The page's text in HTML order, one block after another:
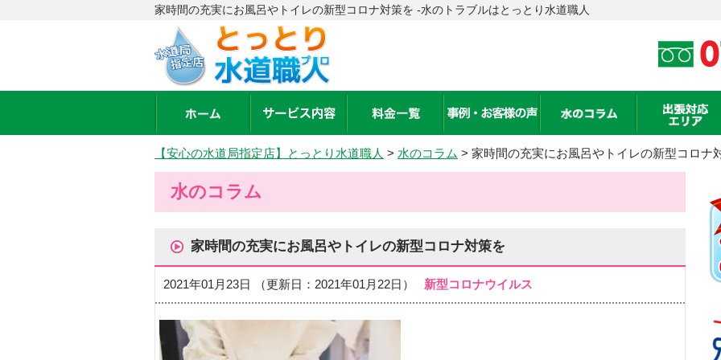
家時間の充実にお風呂やトイレの新型コロナ対策を -水のトラブルはとっとり水道職人
【安心の水道局指定店】とっとり水道職人 > 水のコラム > 家時間の充実にお風呂やトイレの新型コロナ
水のコラム
家時間の充実にお風呂やトイレの新型コロナ対策を
2021年01月23日 （更新日：2021年01月22日） 新型コロナウイルス